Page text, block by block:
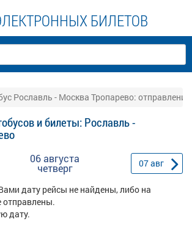
БИЛЕТОВ
Рославль - Москва Тропарево: отправление
и билеты: Рославль -
06 августа
четверг 07авг
дату рейсы не найдены, либо на
отправлены.
дату.